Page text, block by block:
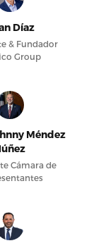
Díaz
& Fundador
Group
Méndez
Cámara de